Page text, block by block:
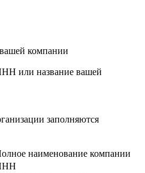
компании
или название вашей
заполняются
наименование компании